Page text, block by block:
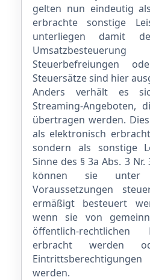
gelten nun eindeutig
erbrachte sonstige
unterliegen damit
Steuerbefreiungen
Steuersätze sind hier
Anders verhält es
Streaming-Angeboten,
übertragen werden.
als elektronisch
sondern als sonstige
Sinne des § 3a Abs. 3 Nr.
können sie unter
Voraussetzungen
ermäßigt besteuert
wenn sie von
öffentlich-rechtlichen
erbracht werden
werden.